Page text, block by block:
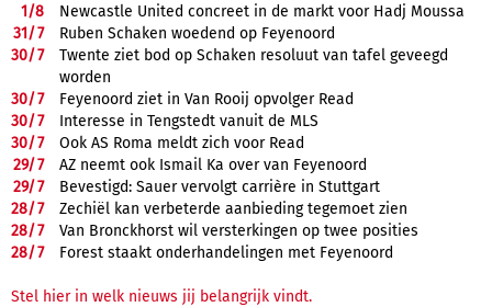
1/8
Newcastle United concreet in de markt voor Hadj Moussa
31/7
Ruben Schaken woedend op Feyenoord
30/7
Twente ziet bod op Schaken resoluut van tafel geveegd
worden
30/7
Feyenoord ziet in Van Rooij opvolger Read
30/7
Interesse in Tengstedt vanuit de MLS
30/7
Ook AS Roma meldt zich voor Read
29/7
AZ neemt ook Ismail Ka over van Feyenoord
29/7
Bevestigd: Sauer vervolgt carrière in Stuttgart
28/7
Zechiël kan verbeterde aanbieding tegemoet zien
28/7
Van Bronckhorst wil versterkingen op twee posities
28/7 Forest staakt onderhandelingen met Feyenoord
Stel hier in welk nieuws jij belangrijk vindt.